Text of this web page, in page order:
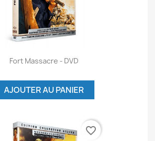
Fort Massacre - DVD
AJOUTER AU PANIER
favorite_border